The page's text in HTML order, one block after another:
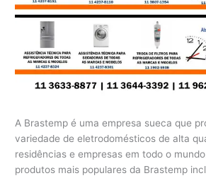
A Brastemp é uma empresa sueca que
variedade de eletrodomésticos de alta
residências e empresas em todo o
produtos mais populares da Brastemp